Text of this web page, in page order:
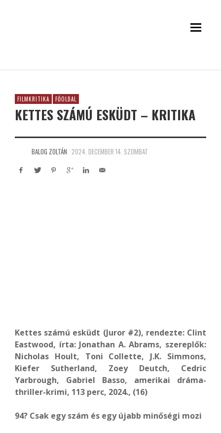
FILMKRITIKA FŐOLDAL
KETTES SZÁMÚ ESKÜDT – KRITIKA
BALOG ZOLTÁN 2024. DECEMBER 14. SZOMBAT
Kettes számú esküdt (Juror #2), rendezte: Clint
Eastwood, írta: Jonathan A. Abrams, szereplők:
Nicholas Hoult, Toni Collette, J.K. Simmons,
Kiefer Sutherland, Zoey Deutch, Cedric
Yarbrough, Gabriel Basso, amerikai dráma-
thriller-krimi, 113 perc, 2024., (16)
94? Csak egy szám és egy újabb minőségi mozi